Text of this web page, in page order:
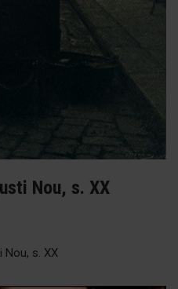
Nou, s. XX
Nou, s. XX